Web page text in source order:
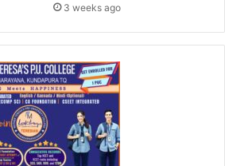
3 weeks ago